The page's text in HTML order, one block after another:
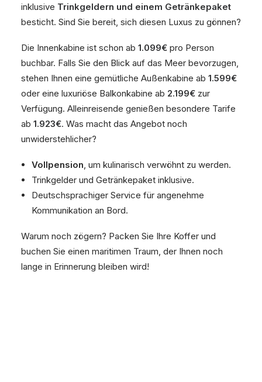
inklusive Trinkgeldern und einem Getränkepaket
besticht. Sind Sie bereit, sich diesen Luxus zu gönnen?
Die Innenkabine ist schon ab 1.099€ pro Person
buchbar. Falls Sie den Blick auf das Meer bevorzugen,
stehen Ihnen eine gemütliche Außenkabine ab 1.599€
oder eine luxuriöse Balkonkabine ab 2.199€ zur
Verfügung. Alleinreisende genießen besondere Tarife
ab 1.923€. Was macht das Angebot noch
unwiderstehlicher?
Vollpension, um kulinarisch verwöhnt zu werden.
Trinkgelder und Getränkepaket inklusive.
Deutschsprachiger Service für angenehme
Kommunikation an Bord.
Warum noch zögern? Packen Sie Ihre Koffer und
buchen Sie einen maritimen Traum, der Ihnen noch
lange in Erinnerung bleiben wird!